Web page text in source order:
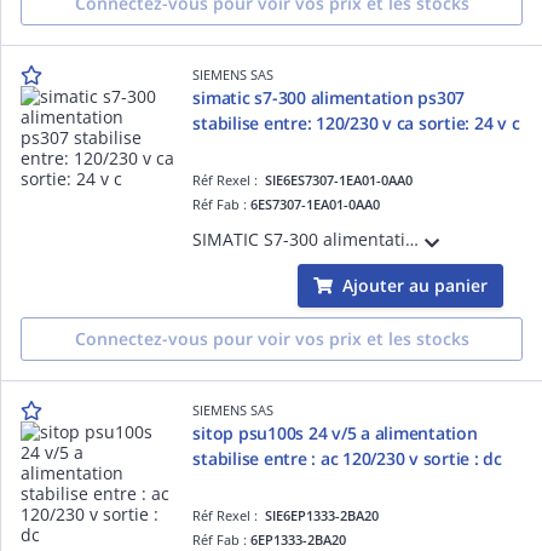
SIEMENS SAS
simatic s7-300 alimentation ps307
stabilise entre: 120/230 v ca sortie: 24 v c
Réf Rexel :SIE6ES7307-1EA01-0AA0
Réf Fab :6ES7307-1EA01-0AA0
SIMATIC S7-300 alimentation PS307 stabilise entre: 120/230 V CA sortie: 24 V CC /5 A
Ajouter au panier
Connectez-vous pour voir vos prix et les stocks
SIEMENS SAS
sitop psu100s 24 v/5 a alimentation
stabilise entre : ac 120/230 v sortie : dc
Réf Rexel :SIE6EP1333-2BA20
Réf Fab :6EP1333-2BA20